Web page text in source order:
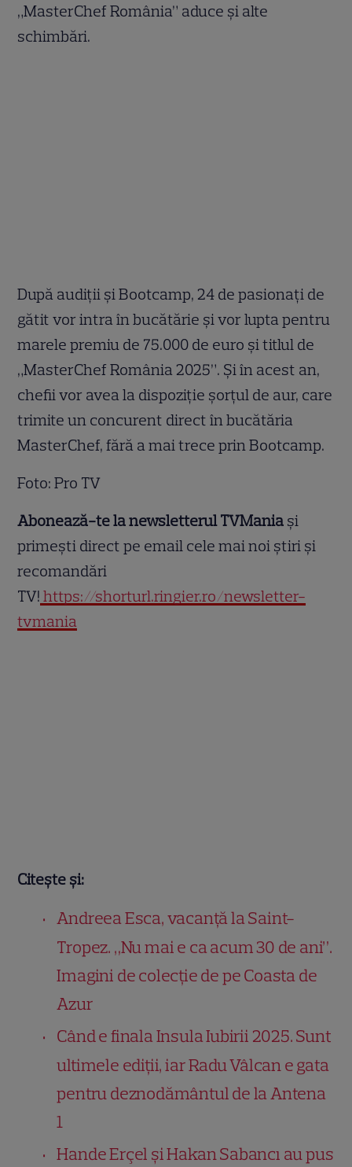
„MasterChef România” aduce și alte
schimbări.
După audiții și Bootcamp, 24 de pasionați de
gătit vor intra în bucătărie și vor lupta pentru
marele premiu de 75.000 de euro și titlul de
„MasterChef România 2025”. Și în acest an,
chefii vor avea la dispoziție șorțul de aur, care
trimite un concurent direct în bucătăria
MasterChef, fără a mai trece prin Bootcamp.
Foto: Pro TV
Abonează-te la newsletterul TVMania și
primești direct pe email cele mai noi știri și
recomandări
TV! https://shorturl.ringier.ro/newsletter-
tvmania
Citește și:
Andreea Esca, vacanță la Saint-
Tropez. „Nu mai e ca acum 30 de ani”.
Imagini de colecție de pe Coasta de
Azur
Când e finala Insula Iubirii 2025. Sunt
ultimele ediții, iar Radu Vâlcan e gata
pentru deznodământul de la Antena
1
Hande Erçel și Hakan Sabancı au pus